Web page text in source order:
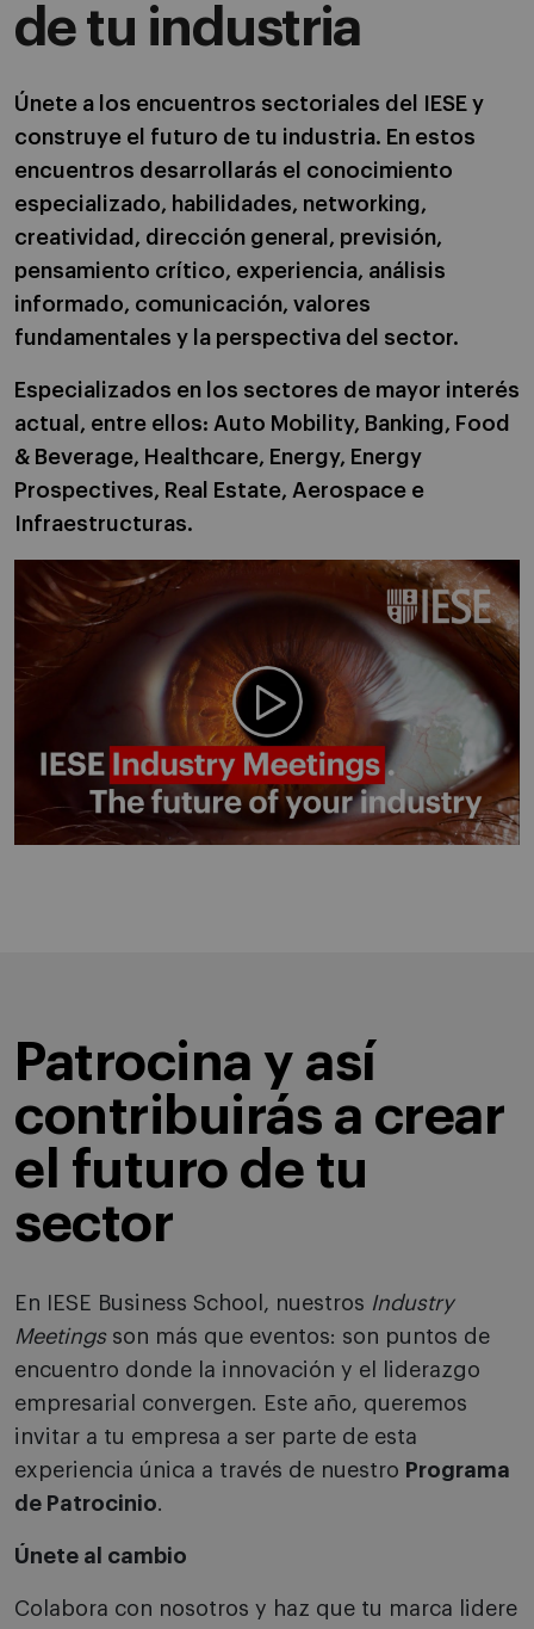
de tu industria
Únete a los encuentros sectoriales del IESE y
construye el futuro de tu industria. En estos
encuentros desarrollarás el conocimiento
especializado, habilidades, networking,
creatividad, dirección general, previsión,
pensamiento crítico, experiencia, análisis
informado, comunicación, valores
fundamentales y la perspectiva del sector.
Especializados en los sectores de mayor interés
actual, entre ellos: Auto Mobility, Banking, Food
& Beverage, Healthcare, Energy, Energy
Prospectives, Real Estate, Aerospace e
Infraestructuras.
Play video
Patrocina y así
contribuirás a crear
el futuro de tu
sector
En IESE Business School, nuestros Industry
Meetingsson más que eventos: son puntos de
encuentro donde la innovación y el liderazgo
empresarial convergen. Este año, queremos
invitar a tu empresa a ser parte de esta
experiencia única a través de nuestro Programa
de Patrocinio
Únete al cambio
Colabora con nosotros y haz que tu marca lidere